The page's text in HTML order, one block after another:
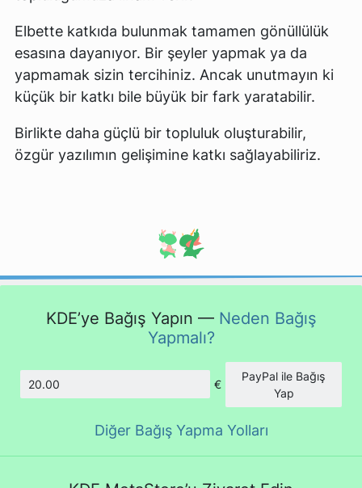
Elbette katkıda bulunmak tamamen gönüllülük
esasına dayanıyor. Bir şeyler yapmak ya da
yapmamak sizin tercihiniz. Ancak unutmayın ki
küçük bir katkı bile büyük bir fark yaratabilir.
Birlikte daha güçlü bir topluluk oluşturabilir,
özgür yazılımın gelişimine katkı sağlayabiliriz.
KDE’ye Bağış Yapın — Neden Bağış
Yapmalı?
€
PayPal ile Bağış
Yap
Diğer Bağış Yapma Yolları